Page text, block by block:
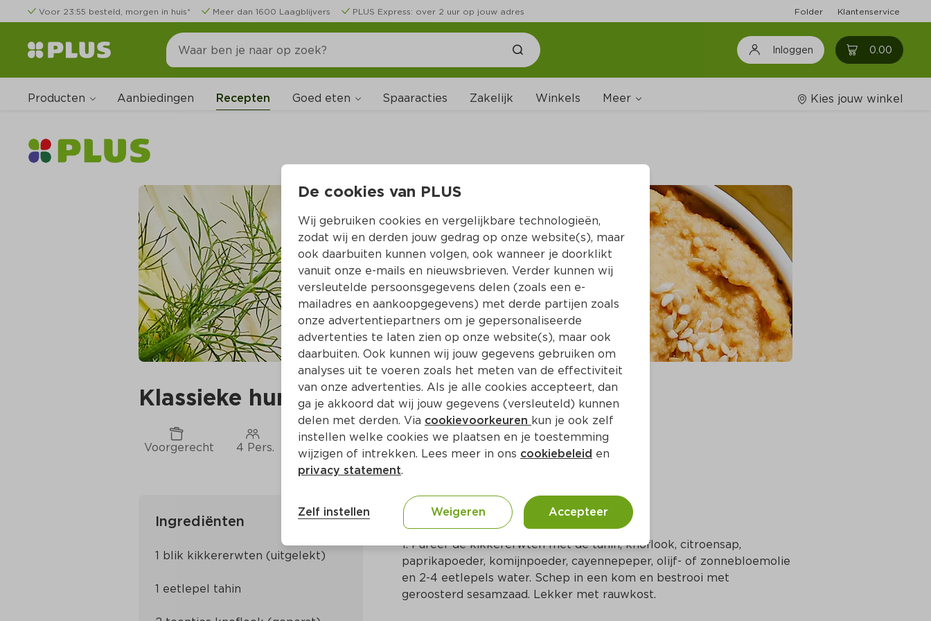
Voor 23:55 besteld, morgen in huis* Meer dan 1600 Laagblijvers PLUS Express: over 2 uur op jouw adres Folder Klantenservice
Inloggen 0.00 0
Producten Aanbiedingen Recepten Goed eten Spaaracties Zakelijk Winkels Meer
Wijnshop
Boodschappenlijstjes
Kies jouw winkel
Klassieke hummus
Voorgerecht 4 Pers. Ca. 15 Min Midden-Oosters
Ingrediënten
Bereidingswijze
1. Pureer de kikkererwten met de tahin, knoflook, citroensap,
paprikapoeder, komijnpoeder, cayennepeper, olijf- of zonnebloemolie
en 2-4 eetlepels water. Schep in een kom en bestrooi met
geroosterd sesamzaad. Lekker met rauwkost.
De cookies van PLUS
Wij gebruiken cookies en vergelijkbare technologieën,
zodat wij en derden jouw gedrag op onze website(s), maar
ook daarbuiten kunnen volgen, ook wanneer je doorklikt
vanuit onze e-mails en nieuwsbrieven. Verder kunnen wij
versleutelde persoonsgegevens delen (zoals een e-
mailadres en aankoopgegevens) met derde partijen zoals
onze advertentiepartners om je gepersonaliseerde
advertenties te laten zien op onze website(s), maar ook
daarbuiten. Ook kunnen wij jouw gegevens gebruiken om
analyses uit te voeren zoals het meten van de effectiviteit
van onze advertenties. Als je alle cookies accepteert, dan
ga je akkoord dat wij jouw gegevens (versleuteld) kunnen
delen met derden. Via cookievoorkeuren kun je ook zelf
instellen welke cookies we plaatsen en je toestemming
wijzigen of intrekken. Lees meer in ons cookiebeleid en
privacy statement.
Zelf instellen Weigeren Accepteer